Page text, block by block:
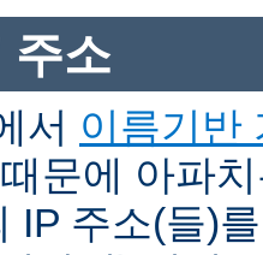
소
서 이름기반
문에 아파
IP 주소(들)